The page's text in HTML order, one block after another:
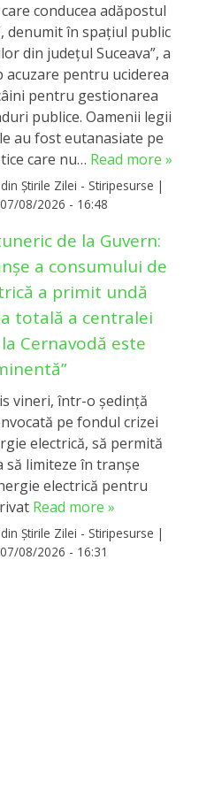
conducea adăpostul
denumit în spaţiul public
din judeţul Suceava”, a
acuzare pentru uciderea
pentru gestionarea
publice. Oamenii legii
au fost eutanasiate pe
care nu… Read more »
Știrile Zilei - Stiripesurse |
07/08/2026 - 16:48
de la Guvern:
a consumului de
a primit undă
totală a centralei
Cernavodă este
vineri, într-o ședință
pe fondul crizei
electrică, să permită
să limiteze în tranșe
electrică pentru
Read more »
Știrile Zilei - Stiripesurse |
07/08/2026 - 16:31